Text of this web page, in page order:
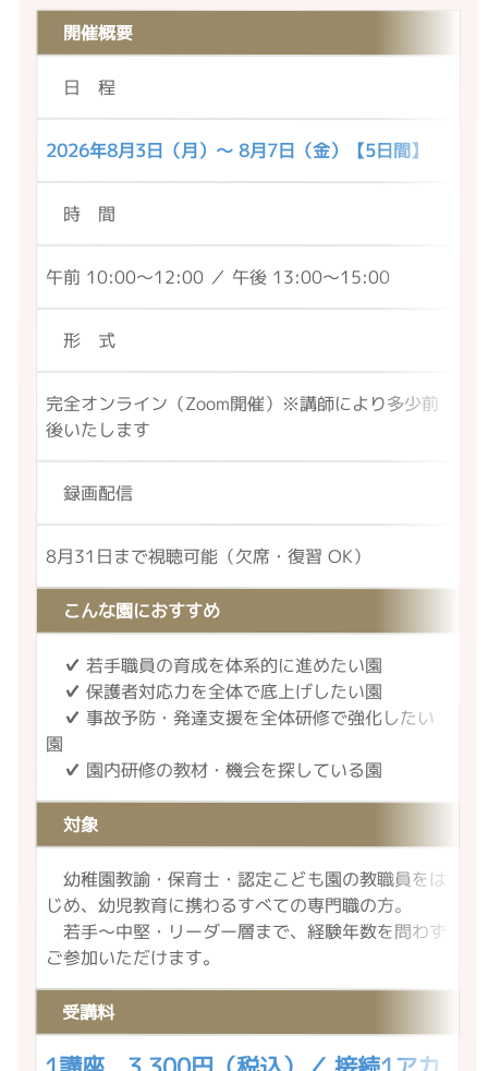
開催概要
日 程
2026年8月3日（月）〜 8月7日（金）【5日間】
時 間
午前 10:00〜12:00 ／ 午後 13:00〜15:00
形 式
完全オンライン（Zoom開催） ※講師により多少前
後いたします
録画配信
8月31日まで視聴可能（欠席・復習 OK）
こんな園におすすめ
✔ 若手職員の育成を体系的に進めたい園
✔ 保護者対応力を全体で底上げしたい園
✔ 事故予防・発達支援を全体研修で強化したい
園
✔ 園内研修の教材・機会を探している園
対象
幼稚園教諭・保育士・認定こども園の教職員をは
じめ、幼児教育に携わるすべての専門職の方。
若手〜中堅・リーダー層まで、経験年数を問わず
ご参加いただけます。
受講料